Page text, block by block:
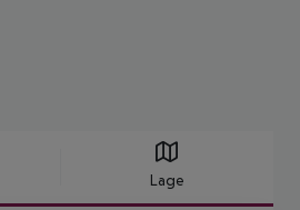
Lage